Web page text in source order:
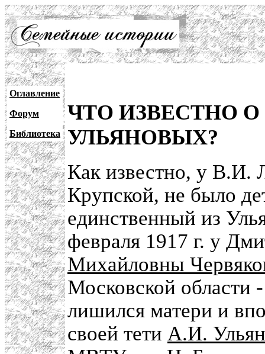
Оглавление
Форум
Библиотека
ЧТО ИЗВЕСТНО
УЛЬЯНОВЫХ?
Как известно, у В.И.
Крупской, не было
единственный из
февраля 1917 г. у
Михайловны
Московской области
лишился матери и
своей тети А.И.